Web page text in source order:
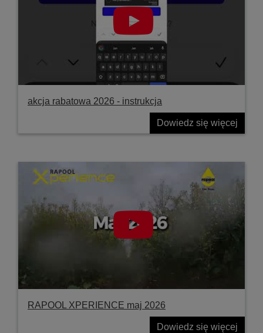
akcja rabatowa 2026 - instrukcja
Dowiedz się więcej
RAPOOL XPERIENCE maj 2026
Dowiedz się więcej